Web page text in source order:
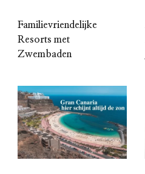
Familievriendelijke
Resorts met
Zwembaden